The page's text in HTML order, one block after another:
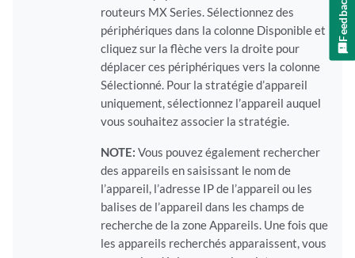
routeurs MX Series. Sélectionnez des
périphériques dans la colonne Disponible et
cliquez sur la flèche vers la droite pour
déplacer ces périphériques vers la colonne
Sélectionné. Pour la stratégie d’appareil
uniquement, sélectionnez l’appareil auquel
vous souhaitez associer la stratégie.
NOTE: Vous pouvez également rechercher
des appareils en saisissant le nom de
l’appareil, l’adresse IP de l’appareil ou les
balises de l’appareil dans les champs de
recherche de la zone Appareils. Une fois que
les appareils recherchés apparaissent, vous
Feedback